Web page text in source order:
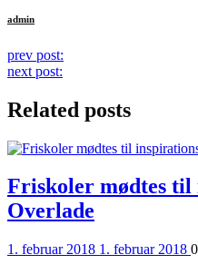
admin
Continue
Reading
prev post:
next post:
Related posts
Friskoler mødtes til
Overlade
Posted
1. februar 2018 1. februar 2018 0